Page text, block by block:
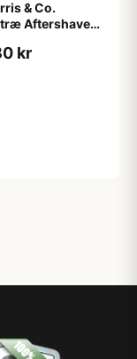
& Co.
Aftershave
kr